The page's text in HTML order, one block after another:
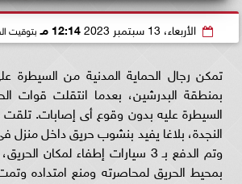
الأربعاء، 13 سبتمبر 2023 12:14 مـ بتوقيت
تمكن رجال الحماية المدنية من السيطرة
بمنطقة البدرشين، بعدما انتقلت قوات
السيطرة عليه بدون وقوع أى إصابات.
النجدة، بلاغا يفيد بنشوب حريق داخل منزل
وتم الدفع بـ 3 سيارات إطفاء
بمحيط الحريق لمحاصرته ومنع امتداده